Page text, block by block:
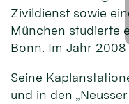
Zivildienst sowie
München studierte
Bonn. Im Jahr
Seine
und in den